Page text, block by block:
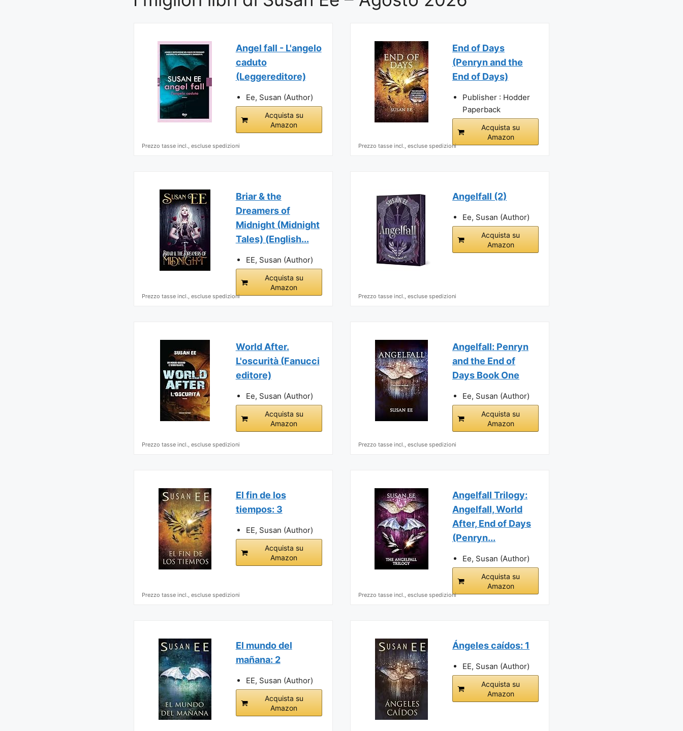
Angel fall - L'angelo
caduto
(Leggereditore)
Ee, Susan (Author)
Acquista su
Amazon
Prezzo tasse incl., escluse spedizioni
End of Days
(Penryn and the
End of Days)
Publisher : Hodder
Paperback
Acquista su
Amazon
Prezzo tasse incl., escluse spedizioni
Briar & the
Dreamers of
Midnight (Midnight
Tales) (English...
EE, Susan (Author)
Acquista su
Amazon
Prezzo tasse incl., escluse spedizioni
Angelfall (2)
Ee, Susan (Author)
Acquista su
Amazon
Prezzo tasse incl., escluse spedizioni
World After.
L'oscurità (Fanucci
editore)
Ee, Susan (Author)
Acquista su
Amazon
Prezzo tasse incl., escluse spedizioni
Angelfall: Penryn
and the End of
Days Book One
Ee, Susan (Author)
Acquista su
Amazon
Prezzo tasse incl., escluse spedizioni
El fin de los
tiempos: 3
EE, Susan (Author)
Acquista su
Amazon
Prezzo tasse incl., escluse spedizioni
Angelfall Trilogy:
Angelfall, World
After, End of Days
(Penryn...
Ee, Susan (Author)
Acquista su
Amazon
Prezzo tasse incl., escluse spedizioni
El mundo del
mañana: 2
EE, Susan (Author)
Acquista su
Amazon
Ángeles caídos: 1
EE, Susan (Author)
Acquista su
Amazon